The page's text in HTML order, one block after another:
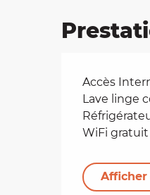
Accès
Lave linge
WiFi gratuit